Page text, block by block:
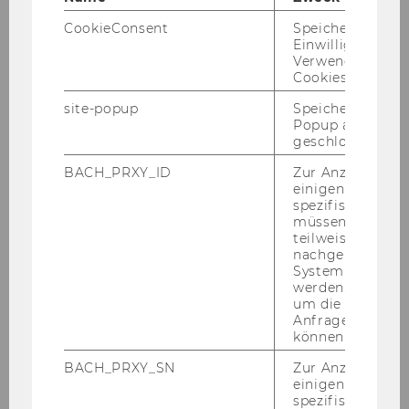
ent­spre­chend den nä­he­ren Be­stim­mun­gen
Projektleiterin/Projektleiter
o. Univ.Prof. Dr. Josef Mugler
o.Univ.Prof. Dr. Chris­toph Ba­delt, Rek­tor
Mitteilungsblatt vom 11. April 2007, 31.
CookieConsent
Speichert Ihre
Einwilligung zur
Verwendung von
Cookies.
site-popup
Speichert ob ein
Popup
geschlossen
BACH_PRXY_ID
Zur Anzeige von
einigen WU-
spezifischen
müssen
teilweise von
nachgelagerten
System
werden.
um die Antwort
Anfrage
können.
BACH_PRXY_SN
Zur Anzeige von
einigen WU-
spezifischen